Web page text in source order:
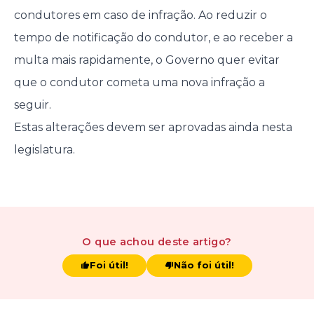
condutores em caso de infração. Ao reduzir o
tempo de notificação do condutor, e ao receber a
multa mais rapidamente, o Governo quer evitar
que o condutor cometa uma nova infração a
seguir.
Estas alterações devem ser aprovadas ainda nesta
legislatura.
O que achou deste artigo?
Foi útil! Não foi útil!